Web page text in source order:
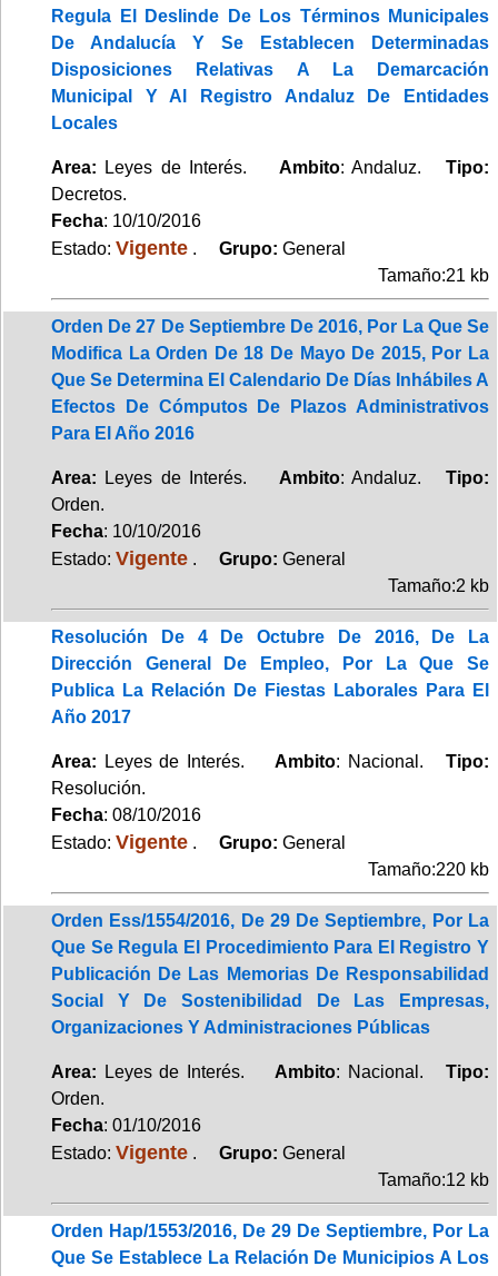
Regula El Deslinde De Los Términos Municipales
De Andalucía Y Se Establecen Determinadas
Disposiciones Relativas A La Demarcación
Municipal Y Al Registro Andaluz De Entidades
Locales
Area: Leyes de Interés. Ambito: Andaluz.Tipo:
Decretos.
Fecha: 10/10/2016
Estado: Vigente . Grupo: General
Tamaño:21 kb
Orden De 27 De Septiembre De 2016, Por La Que Se
Modifica La Orden De 18 De Mayo De 2015, Por La
Que Se Determina El Calendario De Días Inhábiles A
Efectos De Cómputos De Plazos Administrativos
Para El Año 2016
Area: Leyes de Interés. Ambito: Andaluz.Tipo:
Orden.
Fecha: 10/10/2016
Estado: Vigente . Grupo: General
Tamaño:2 kb
Resolución De 4 De Octubre De 2016, De La
Dirección General De Empleo, Por La Que Se
Publica La Relación De Fiestas Laborales Para El
Año 2017
Area: Leyes de Interés.Ambito: Nacional.Tipo:
Resolución.
Fecha: 08/10/2016
Estado: Vigente . Grupo: General
Tamaño:220 kb
Orden Ess/1554/2016, De 29 De Septiembre, Por La
Que Se Regula El Procedimiento Para El Registro Y
Publicación De Las Memorias De Responsabilidad
Social Y De Sostenibilidad De Las Empresas,
Organizaciones Y Administraciones Públicas
Area: Leyes de Interés. Ambito: Nacional.Tipo:
Orden.
Fecha: 01/10/2016
Estado: Vigente . Grupo: General
Tamaño:12 kb
Orden Hap/1553/2016, De 29 De Septiembre, Por La
Que Se Establece La Relación De Municipios A Los